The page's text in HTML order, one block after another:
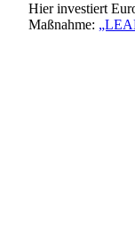
Hier investiert
Maßnahme: